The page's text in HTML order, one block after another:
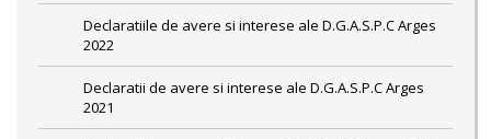
Declaratiile de avere si interese ale D.G.A.S.P.C Arges
2022
Declaratii de avere si interese ale D.G.A.S.P.C Arges
2021